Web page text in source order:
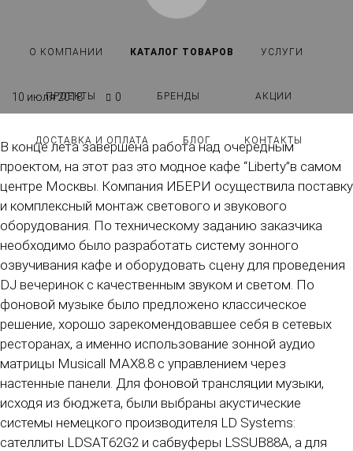
О КОМПАНИИ КАТАЛОГ ТОВАРОВ УСЛУГИ
ПРОЕКТЫ БРЕНДЫ АКЦИИ
ДОСТАВКА И ОПЛАТА БЛОГ КОНТАКТЫ
10 июля 2018 0
В конце лета завершена работа над очередным
проектом, на этот раз это модное кафе “Liberty”в самом
центре Москвы. Компания ИБЕРИ осуществила поставку
и комплексный монтаж светового и звукового
оборудования. По техническому заданию заказчика
необходимо было разработать систему зонного
озвучивания кафе и оборудовать сцену для проведения
DJ вечеринок с качественным звуком и светом. По
фоновой музыке было предложено классическое
решение, хорошо зарекомендовавшее себя в сетевых
ресторанах, а именно использование зонной аудио
матрицы Musicall MAX8.8 с управлением через
настенные панели. Для фоновой трансляции музыки,
исходя из бюджета, были выбраны акустические
системы немецкого производителя LD Systems:
сателлиты LDSAT62G2 и сабвуферы LSSUB88A, а для